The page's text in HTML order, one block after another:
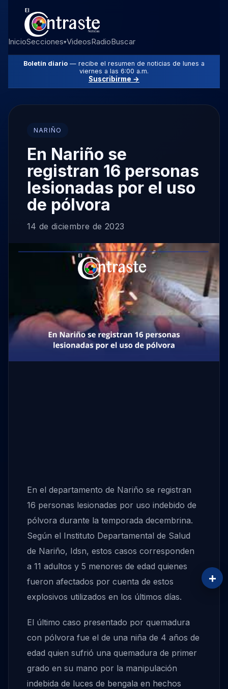
InicioSecciones▾VideosRadioBuscar
Boletín diario — recibe el resumen de noticias de lunes a
viernes a las 6:00 a.m.
Suscribirme →
NARIÑO
En Nariño se
registran 16 personas
lesionadas por el uso
de pólvora
14 de diciembre de 2023
En el departamento de Nariño se registran
16 personas lesionadas por uso indebido de
pólvora durante la temporada decembrina.
Según el Instituto Departamental de Salud
de Nariño, Idsn, estos casos corresponden
a 11 adultos y 5 menores de edad quienes
fueron afectados por cuenta de estos
explosivos utilizados en los últimos días.
El último caso presentado por quemadura
con pólvora fue el de una niña de 4 años de
edad quien sufrió una quemadura de primer
grado en su mano por la manipulación
indebida de luces de bengala en hechos
+